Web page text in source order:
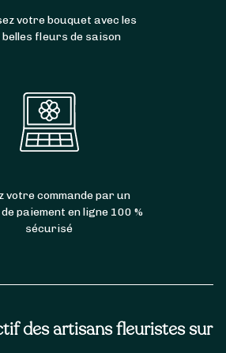
des artisans fleuristes sur
votre bouquet avec les
belles fleurs de saison
votre commande par un
paiement en ligne 100 %
sécurisé